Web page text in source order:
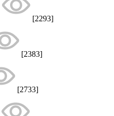
[2293]
[2383]
[2733]